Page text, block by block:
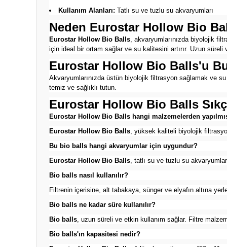
Kullanım Alanları: Tatlı su ve tuzlu su akvaryumları
Neden Eurostar Hollow Bio
Eurostar Hollow Bio Balls, akvaryumlarınızda biyolojik
için ideal bir ortam sağlar ve su kalitesini artırır. Uzun süreli
Eurostar Hollow Bio Balls'u
Akvaryumlarınızda üstün biyolojik filtrasyon sağlamak ve
temiz ve sağlıklı tutun.
Eurostar Hollow Bio Balls
Eurostar Hollow Bio Balls hangi malzemelerden
Eurostar Hollow Bio Balls, yüksek kaliteli biyolojik
Bu bio balls hangi akvaryumlar için uygundur?
Eurostar Hollow Bio Balls, tatlı su ve tuzlu su
Bio balls nasıl kullanılır?
Filtrenin içerisine, alt tabakaya, sünger ve elyafın altına
Bio balls ne kadar süre kullanılır?
Bio balls, uzun süreli ve etkin kullanım sağlar. Filtre
Bio balls'ın kapasitesi nedir?